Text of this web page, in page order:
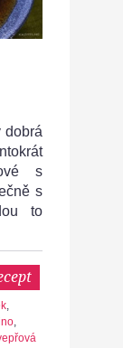
dobrá
s
s
to